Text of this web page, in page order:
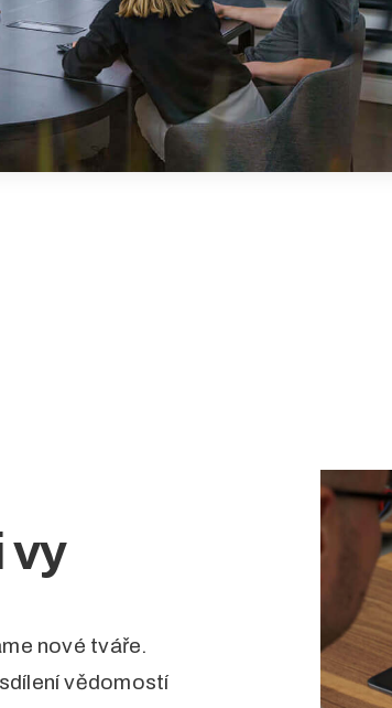
vy
nové tváře.
vědomostí